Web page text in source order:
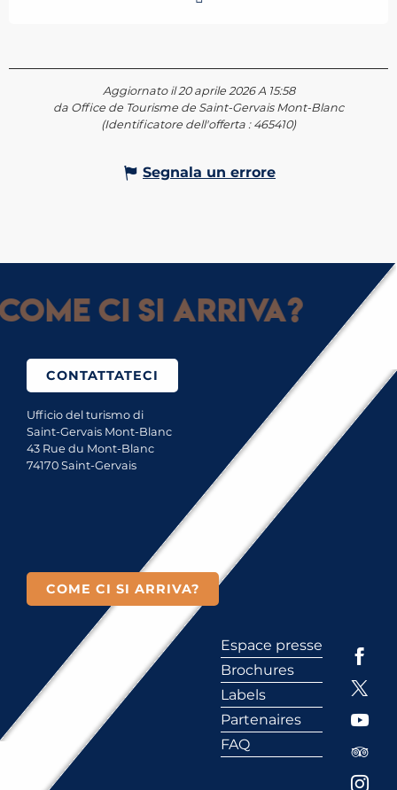
Aggiornato il 20 aprile 2026 A 15:58
da Office de Tourisme de Saint-Gervais Mont-Blanc
(Identificatore dell'offerta : 465410)
Segnala un errore
ci si arriva?
CONTATTATECI
Ufficio del turismo di
Saint-Gervais Mont-Blanc
43 Rue du Mont-Blanc
74170 Saint-Gervais
COME CI SI ARRIVA?
Espace presse
Brochures
Labels
Partenaires
FAQ